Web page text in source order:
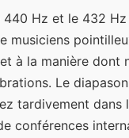
440 Hz et le 432
musiciens
à la manière dont
Le
tardivement dans
conférences